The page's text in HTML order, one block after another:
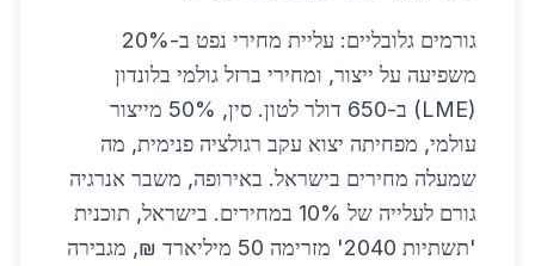
גורמים גלובליים: עליית מחירי נפט ב-20%
משפיעה על ייצור, ומחירי ברזל גולמי בלונדון
(LME) ב-650 דולר לטון. סין, 50% מייצור
עולמי, מפחיתה יצוא עקב רגולציה פנימית, מה
שמעלה מחירים בישראל. באירופה, משבר אנרגיה
גורם לעלייה של 10% במחירים. בישראל, תוכנית
'תשתיות 2040' מזרימה 50 מיליארד ₪, מגבירה